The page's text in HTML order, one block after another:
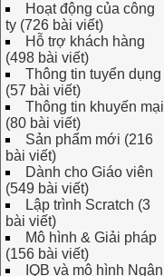
Hoạt động của công
ty (726 bài viết)
Hỗ trợ khách hàng
(498 bài viết)
Thông tin tuyển dụng
(57 bài viết)
Thông tin khuyến mại
(80 bài viết)
Sản phẩm mới (216
bài viết)
Dành cho Giáo viên
(549 bài viết)
Lập trình Scratch (3
bài viết)
Mô hình & Giải pháp
(156 bài viết)
IQB và mô hình Ngân